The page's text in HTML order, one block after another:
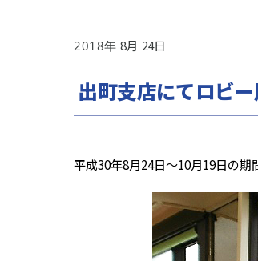
2018 8 24
出町支店にてロビ
平成30年8月24日～10月19日の